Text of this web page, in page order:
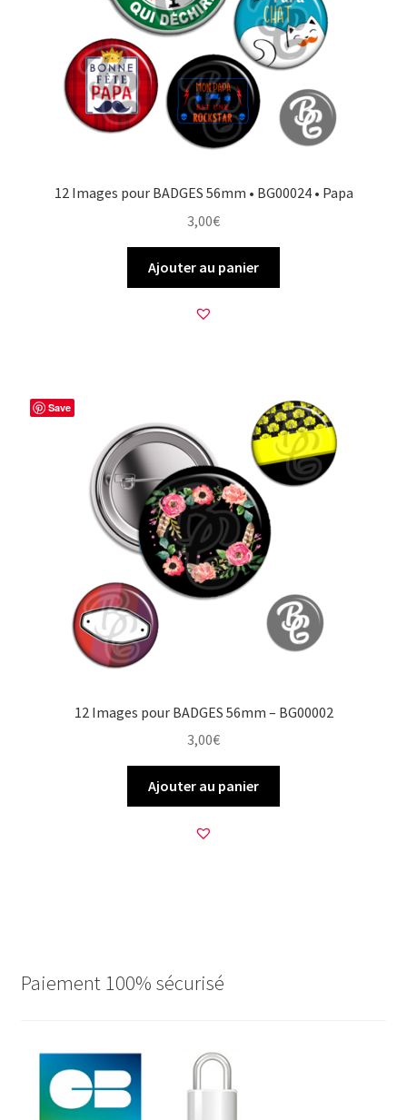
12 Images pour BADGES 56mm • BG00024 • Papa
3,00€
Ajouter au panier
Save
12 Images pour BADGES 56mm – BG00002
3,00€
Ajouter au panier
Paiement 100% sécurisé